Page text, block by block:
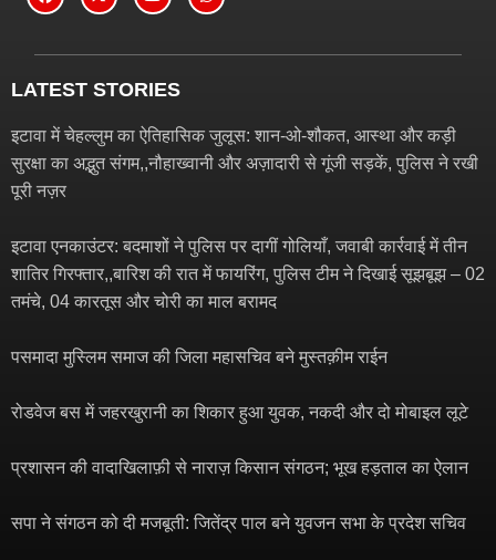
LATEST STORIES
इटावा में चेहल्लुम का ऐतिहासिक जुलूस: शान-ओ-शौकत, आस्था और कड़ी
सुरक्षा का अद्भुत संगम,,नौहाख्वानी और अज़ादारी से गूंजी सड़कें, पुलिस ने रखी
पूरी नज़र
इटावा एनकाउंटर: बदमाशों ने पुलिस पर दागीं गोलियाँ, जवाबी कार्रवाई में तीन
शातिर गिरफ्तार,,बारिश की रात में फायरिंग, पुलिस टीम ने दिखाई सूझबूझ – 02
तमंचे, 04 कारतूस और चोरी का माल बरामद
पसमादा मुस्लिम समाज की जिला महासचिव बने मुस्तक़ीम राईन
रोडवेज बस में जहरखुरानी का शिकार हुआ युवक, नकदी और दो मोबाइल लूटे
प्रशासन की वादाखिलाफ़ी से नाराज़ किसान संगठन; भूख हड़ताल का ऐलान
सपा ने संगठन को दी मजबूती: जितेंद्र पाल बने युवजन सभा के प्रदेश सचिव